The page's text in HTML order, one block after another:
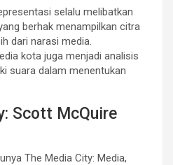
selalu melibatkan
berhak menampilkan citra
dari narasi media.
kota juga menjadi analisis
suara dalam menentukan
Scott McQuire
The Media City: Media,